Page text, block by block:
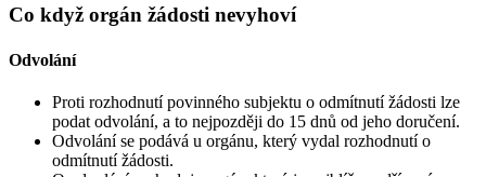
Co když orgán žádosti nevyhoví
Odvolání
Proti rozhodnutí povinného subjektu o odmítnutí žádosti lze
podat odvolání, a to nejpozději do 15 dnů od jeho doručení.
Odvolání se podává u orgánu, který vydal rozhodnutí o
odmítnutí žádosti.